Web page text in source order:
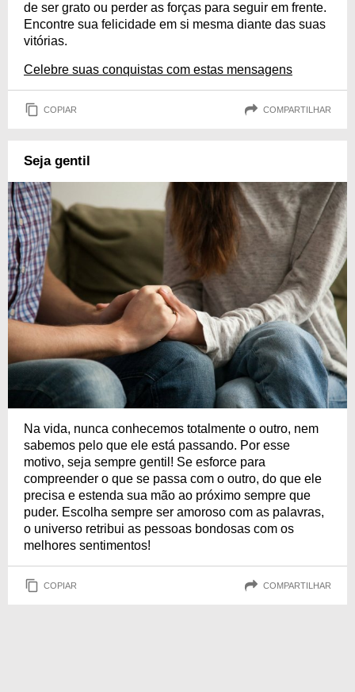
de ser grato ou perder as forças para seguir em frente.
Encontre sua felicidade em si mesma diante das suas
vitórias.
Celebre suas conquistas com estas mensagens
COPIAR COMPARTILHAR
Seja gentil
Na vida, nunca conhecemos totalmente o outro, nem
sabemos pelo que ele está passando. Por esse
motivo, seja sempre gentil! Se esforce para
compreender o que se passa com o outro, do que ele
precisa e estenda sua mão ao próximo sempre que
puder. Escolha sempre ser amoroso com as palavras,
o universo retribui as pessoas bondosas com os
melhores sentimentos!
COPIAR COMPARTILHAR